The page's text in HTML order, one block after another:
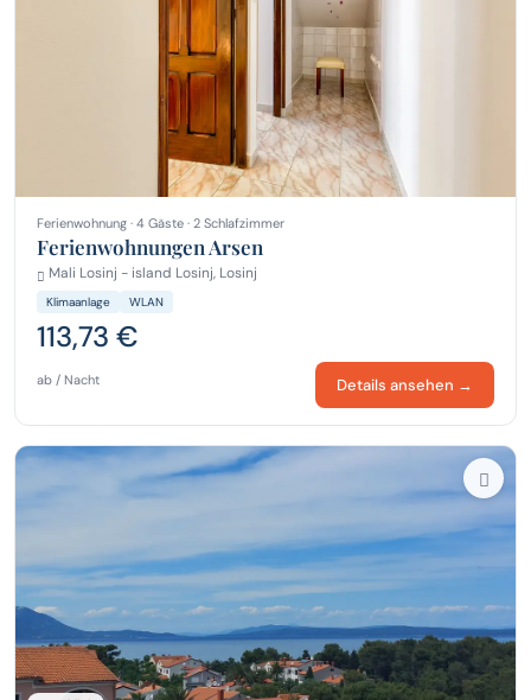
Ferienwohnung · 4 Gäste · 2 Schlafzimmer
Ferienwohnungen Arsen
Mali Losinj - island Losinj, Losinj
Klimaanlage WLAN
113,73 €
ab / Nacht Details ansehen →